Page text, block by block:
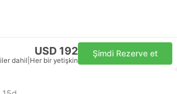
USD 192
dahil Her bir yetişkin
Şimdi Rezerve et